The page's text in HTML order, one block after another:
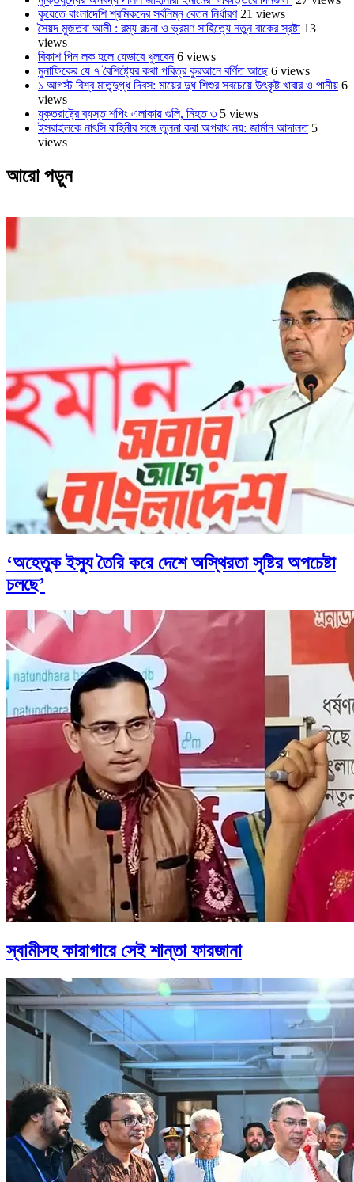
কুয়েতে বাংলাদেশি শ্রমিকদের সর্বনিম্ন বেতন নির্ধারণ 21 views
সৈয়দ মুজতবা আলী : রম্য রচনা ও ভ্রমণ সাহিত্যে নতুন বাকের স্রষ্টা 13
views
বিকাশ পিন লক হলে যেভাবে খুলবেন 6 views
মুনাফিকের যে ৭ বৈশিষ্ট্যের কথা পবিত্র কুরআনে বর্ণিত আছে 6 views
১ আগস্ট বিশ্ব মাতৃদুগ্ধ দিবস: মায়ের দুধ শিশুর সবচেয়ে উৎকৃষ্ট খাবার ও পানীয় 6
views
যুক্তরাষ্ট্রে ব্যস্ত শপিং এলাকায় গুলি, নিহত ৩ 5 views
ইসরাইলকে নাৎসি বাহিনীর সঙ্গে তুলনা করা অপরাধ নয়: জার্মান আদালত 5
views
আরো পড়ুন
‘অহেতুক ইস্যু তৈরি করে দেশে অস্থিরতা সৃষ্টির অপচেষ্টা
চলছে’
স্বামীসহ কারাগারে সেই শান্তা ফারজানা